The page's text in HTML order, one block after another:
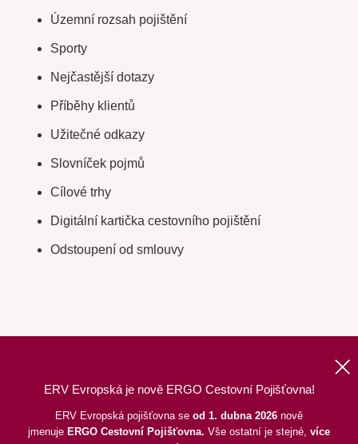
ERV Evropská je nově ERGO Cestovní Pojišťovna!
ERV Evropská pojišťovna se od 1. dubna 2026 nově
jmenuje ERGO Cestovní Pojišťovna. Vše ostatní je stejné, více
Územní rozsah pojištění
Sporty
Nejčastější dotazy
Příběhy klientů
Užitečné odkazy
Slovníček pojmů
Cílové trhy
Digitální kartička cestovního pojištění
Odstoupení od smlouvy
©2026 ERGO Cestovní Pojišťovna, a. s., pod dohledem ČNB